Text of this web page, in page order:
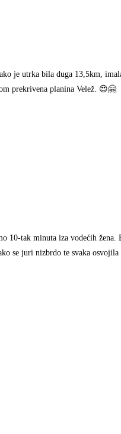
je utrka bila duga 13,5km,
prekrivena planina Velež. 😍🤗
10-tak minuta iza vodećih žena.
se juri nizbrdo te svaka